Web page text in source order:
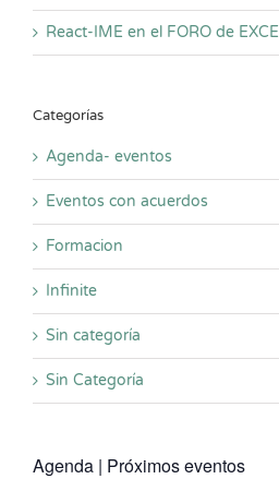
React-IME en el FORO de
Categorías
Agenda- eventos
Eventos con acuerdos
Formacion
Infinite
Sin categoría
Sin Categoría
Agenda | Próximos eventos